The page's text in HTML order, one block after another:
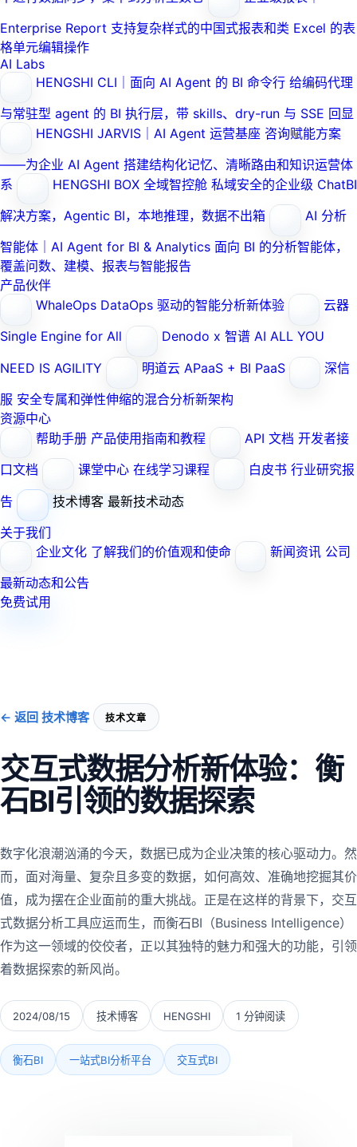
Enterprise Report 支持复杂样式的中国式报表和类 Excel 的表
格单元编辑操作
AI Labs
HENGSHI CLI｜面向 AI Agent 的 BI 命令行 给编码代理
与常驻型 agent 的 BI 执行层，带 skills、dry-run 与 SSE 回显
HENGSHI JARVIS｜AI Agent 运营基座 咨询赋能方案
——为企业 AI Agent 搭建结构化记忆、清晰路由和知识运营体
系
HENGSHI BOX 全域智控舱 私域安全的企业级 ChatBI
解决方案，Agentic BI，本地推理，数据不出箱
AI 分析
智能体｜AI Agent for BI & Analytics 面向 BI 的分析智能体，
覆盖问数、建模、报表与智能报告
产品伙伴
WhaleOps DataOps 驱动的智能分析新体验
云器
Single Engine for All
Denodo x 智谱 AI ALL YOU
NEED IS AGILITY
明道云 APaaS + BI PaaS
深信
服 安全专属和弹性伸缩的混合分析新架构
资源中心
帮助手册 产品使用指南和教程 API 文档 开发者接
口文档
课堂中心 在线学习课程 白皮书 行业研究报
告
技术博客 最新技术动态
关于我们
企业文化 了解我们的价值观和使命 新闻资讯 公司
最新动态和公告
免费试用
← 返回 技术博客 技术文章
交互式数据分析新体验：衡
石BI引领的数据探索
数字化浪潮汹涌的今天，数据已成为企业决策的核心驱动力。然
而，面对海量、复杂且多变的数据，如何高效、准确地挖掘其价
值，成为摆在企业面前的重大挑战。正是在这样的背景下，交互
式数据分析工具应运而生，而衡石BI（Business Intelligence）
作为这一领域的佼佼者，正以其独特的魅力和强大的功能，引领
着数据探索的新风尚。
2024/08/15 技术博客 HENGSHI 1 分钟阅读
衡石BI 一站式BI分析平台 交互式BI